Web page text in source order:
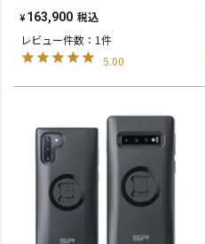
¥ 163,900 税込
レビュー件数：1件
5.00